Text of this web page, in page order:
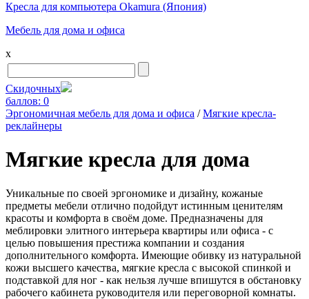
Кресла для компьютера Okamura (Япония)
Мебель для дома и офиса
x
Скидочных
баллов: 0
Эргономичная мебель для дома и офиса /Мягкие кресла-
реклайнеры
Мягкие кресла для дома
Уникальные по своей эргономике и дизайну, кожаные
предметы мебели отлично подойдут истинным ценителям
красоты и комфорта в своём доме. Предназначены для
меблировки элитного интерьера квартиры или офиса - с
целью повышения престижа компании и создания
дополнительного комфорта. Имеющие обивку из натуральной
кожи высшего качества, мягкие кресла с высокой спинкой и
подставкой для ног - как нельзя лучше впишутся в обстановку
рабочего кабинета руководителя или переговорной комнаты.